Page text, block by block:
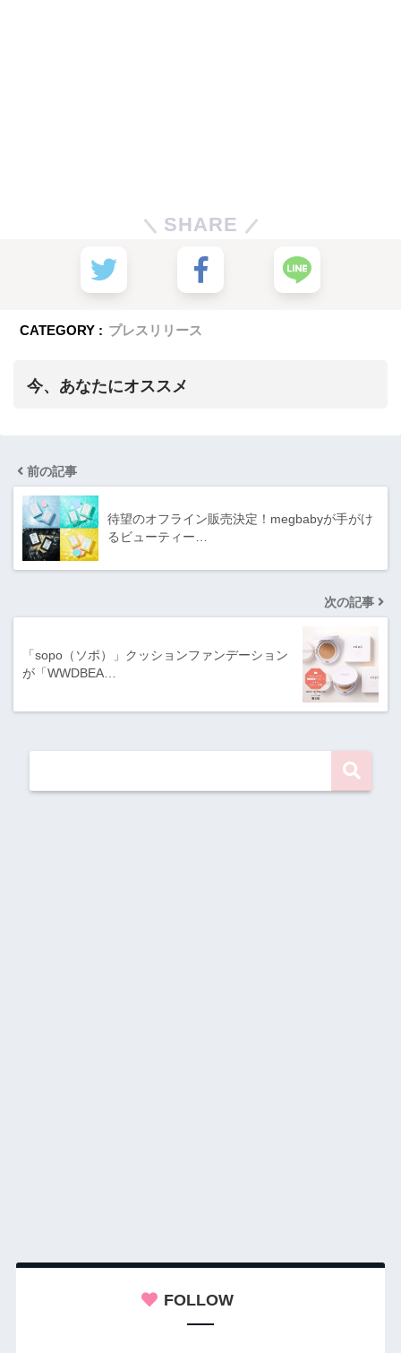
SHARE
CATEGORY : プレスリリース
今、あなたにオススメ
前の記事
待望のオフライン販売決定！megbabyが手がけ
るビューティー…
次の記事
「sopo（ソポ）」クッションファンデーション
が「WWDBEA…
FOLLOW